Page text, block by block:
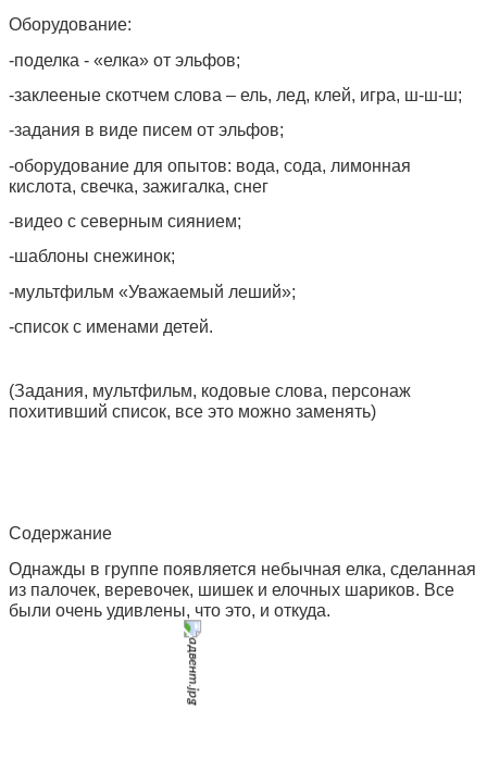
Оборудование:
-поделка - «елка» от эльфов;
-заклееные скотчем слова – ель, лед, клей, игра, ш-ш-ш;
-задания в виде писем от эльфов;
-оборудование для опытов: вода, сода, лимонная
кислота, свечка, зажигалка, снег
-видео с северным сиянием;
-шаблоны снежинок;
-мультфильм «Уважаемый леший»;
-список с именами детей.
(Задания, мультфильм, кодовые слова, персонаж
похитивший список, все это можно заменять)
Содержание
Однажды в группе появляется небычная елка, сделанная
из палочек, веревочек, шишек и елочных шариков. Все
были очень удивлены, что это, и откуда.